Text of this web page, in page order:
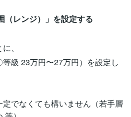
レンジ）」を設定する
、
級 23万円〜27万円）を設定し
でなくても構いません（若手層